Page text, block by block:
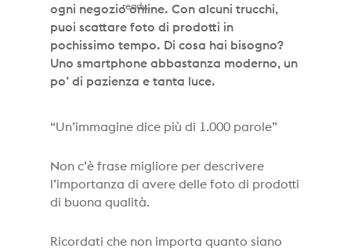
ready...
ogni negozio online. Con alcuni trucchi,
puoi scattare foto di prodotti in
pochissimo tempo. Di cosa hai bisogno?
Uno smartphone abbastanza moderno, un
po’ di pazienza e tanta luce.
“Un’immagine dice più di 1.000 parole”
Non c’è frase migliore per descrivere
l’importanza di avere delle foto di prodotti
di buona qualità.
Ricordati che non importa quanto siano